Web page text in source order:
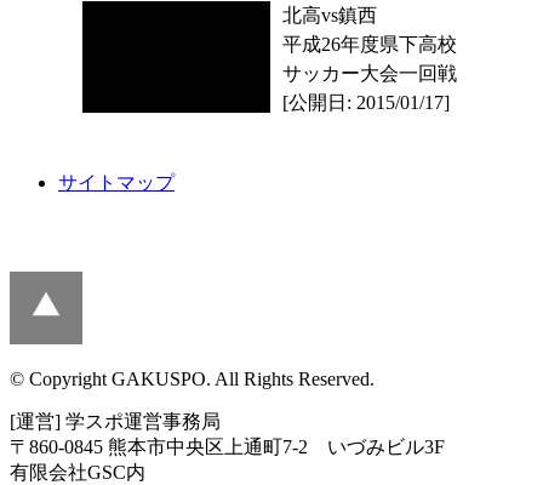
北高vs鎮西
平成26年度県下高校
サッカー大会一回戦
[公開日: 2015/01/17]
サイトマップ
© Copyright GAKUSPO. All Rights Reserved.
[運営] 学スポ運営事務局
〒860-0845 熊本市中央区上通町7-2 いづみビル3F
有限会社GSC内